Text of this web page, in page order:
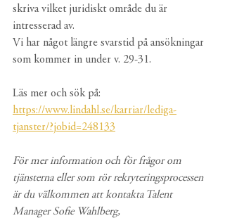
skriva vilket juridiskt område du är
intresserad av.
Vi har något längre svarstid på ansökningar
som kommer in under v. 29-31.
Läs mer och sök på:
https://www.lindahl.se/karriar/lediga-
tjanster/?jobid=248133
För mer information och för frågor om
tjänsterna eller som rör rekryteringsprocessen
är du välkommen att kontakta Talent
Manager Sofie Wahlberg,